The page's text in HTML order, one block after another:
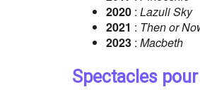
2020 : Lazuli Sky
2021 : Then or
2023 : Macbeth
Spectacles